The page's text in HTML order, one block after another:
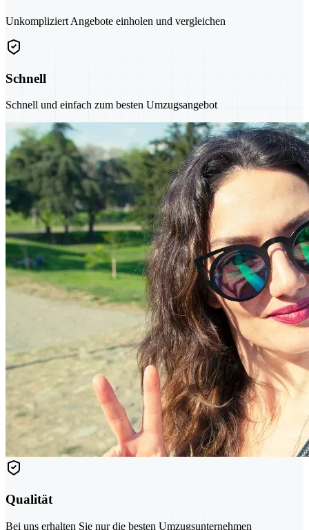
Unkompliziert Angebote einholen und vergleichen
Schnell
Schnell und einfach zum besten Umzugsangebot
Qualität
Bei uns erhalten Sie nur die besten Umzugsunternehmen